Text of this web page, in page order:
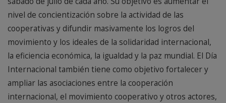
nivel de concientización sobre la actividad de las
cooperativas y difundir masivamente los logros del
movimiento y los ideales de la solidaridad internacional,
la eficiencia económica, la igualdad y la paz mundial. El Día
Internacional también tiene como objetivo fortalecer y
ampliar las asociaciones entre la cooperación
internacional, el movimiento cooperativo y otros actores,